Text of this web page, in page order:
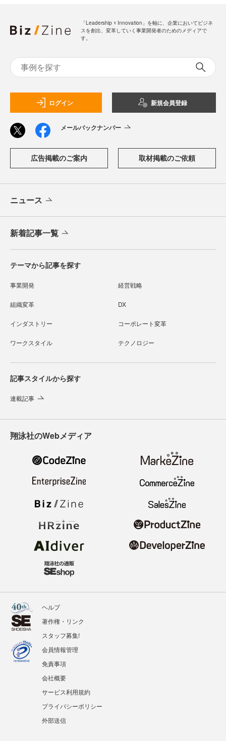
「Leadership ☓ Innovation」を軸に、企業においてビジネ
スを創出、変革していく事業開発者のためのメディアで
す。
ログイン 新規会員登録
メールバックナンバー
広告掲載のご案内 取材掲載のご依頼
ニュース
新着記事一覧
テーマから記事を探す
事業開発 経営戦略
組織変革 DX
インダストリー コーポレート変革
ワークスタイル テクノロジー
記事スタイルから探す
連載記事
翔泳社のWebメディア
ヘルプ
著作権・リンク
スタッフ募集!
会員情報管理
免責事項
会社概要
サービス利用規約
プライバシーポリシー
外部送信